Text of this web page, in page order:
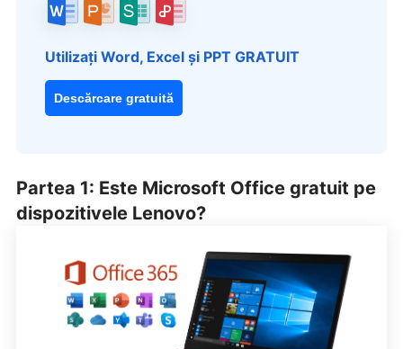
Utilizați Word, Excel și PPT GRATUIT
Descărcare gratuită
Partea 1: Este Microsoft Office gratuit pe
dispozitivele Lenovo?